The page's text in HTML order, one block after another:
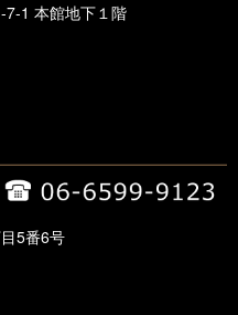
7-1 本館地下１階
5番6号